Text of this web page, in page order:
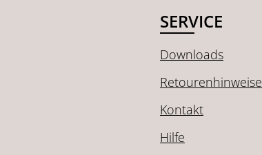
SERVICE
Downloads
Retourenhinweise
Kontakt
Hilfe